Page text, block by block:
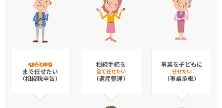
相続税申告
まで任せたい
（相続税申告）
相続手続を
全て任せたい
（遺産整理）
事業を子どもに
任せたい
（事業承継）